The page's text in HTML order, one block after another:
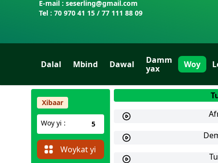
E-mail : seserling@gmail.com
Tel : 70 970 41 15 / 77 111 88 09
Dalal Mbind Dawal
Damm
yax
Woy
Xibaar
Woy yi : 5
Woykat yi